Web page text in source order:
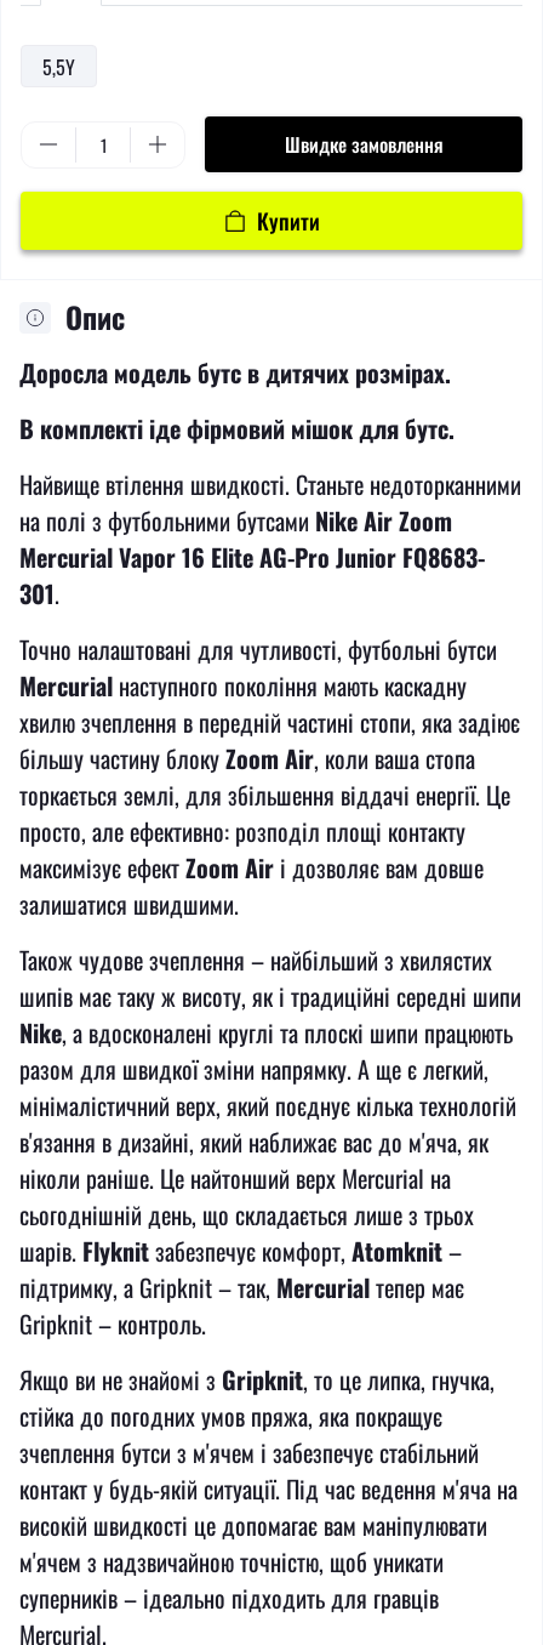
5,5Y
Швидке замовлення
Купити
Опис
Доросла модель бутс в дитячих розмірах.
В комплекті іде фірмовий мішок для бутс.
Найвище втілення швидкості. Станьте недоторканними
на полі з футбольними бутсами Nike Air Zoom
Mercurial Vapor 16 Elite AG-Pro Junior FQ8683-
301.
Точно налаштовані для чутливості, футбольні бутси
Mercurial наступного покоління мають каскадну
хвилю зчеплення в передній частині стопи, яка задіює
більшу частину блокуZoom Air, коли ваша стопа
торкається землі, для збільшення віддачі енергії. Це
просто, але ефективно: розподіл площі контакту
максимізує ефектZoom Air і дозволяє вам довше
залишатися швидшими.
Також чудове зчеплення – найбільший з хвилястих
шипів має таку ж висоту, як і традиційні середні шипи
Nike, а вдосконалені круглі та плоскі шипи працюють
разом для швидкої зміни напрямку. А ще є легкий,
мінімалістичний верх, який поєднує кілька технологій
в'язання в дизайні, який наближає вас до м'яча, як
ніколи раніше. Це найтонший верх Mercurial на
сьогоднішній день, що складається лише з трьох
шарів. Flyknitзабезпечує комфорт, Atomknit–
підтримку, а Gripknit – так, Mercurialтепер має
Gripknit – контроль.
Якщо ви не знайомі з Gripknit, то це липка, гнучка,
стійка до погодних умов пряжа, яка покращує
зчеплення бутси з м'ячем і забезпечує стабільний
контакт у будь-якій ситуації. Під час ведення м'яча на
високій швидкості це допомагає вам маніпулювати
м'ячем з надзвичайною точністю, щоб уникати
суперників – ідеально підходить для гравців
Mercurial.